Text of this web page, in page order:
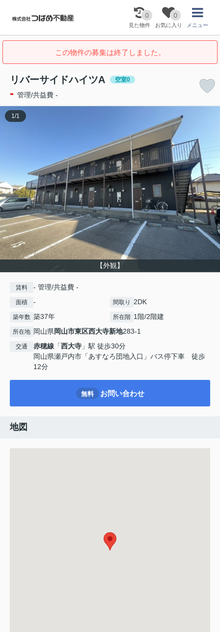
0
見た物件
0
お気に入り メニュー
この物件の募集は終了しました。
リバーサイドハイツA 空室0
- 管理/共益費 -
【外観】
1 /1
賃料 - 管理/共益費 -
面積 - 間取り 2DK
築年数 築37年 所在階 1階/2階建
所在地 岡山県岡山市東区西大寺新地283-1
交通 赤穂線 「西大寺 」駅 徒歩30分
岡山県瀬戸内市「あすなろ団地入口」バス停下車 徒歩
12分
無料 お問い合わせ
地図